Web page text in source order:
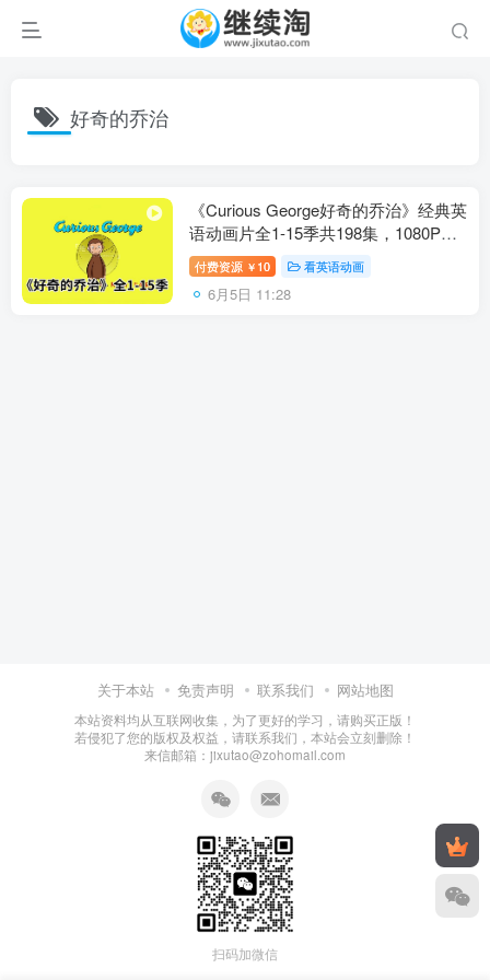
好奇的乔治
《Curious George好奇的乔治》经典英
语动画片全1-15季共198集，1080P高
清视频带英文字幕，百度网盘下载！
付费资源 ￥ 10 看英语动画
6月5日 11:28
关于本站 免责声明 联系我们 网站地图
本站资料均从互联网收集，为了更好的学习，请购买正版！
若侵犯了您的版权及权益，请联系我们，本站会立刻删除！
来信邮箱：jixutao@zohomail.com
扫码加微信